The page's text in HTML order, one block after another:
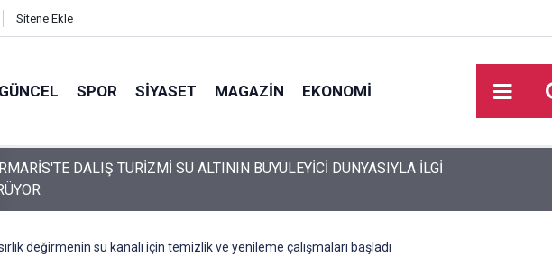
Sitene Ekle
GÜNCEL SPOR SIYASET MAGAZIN EKONOMI
engelli vatandaş plaja girebilmek için emeklemek zorunda kaldı
değirmenin su kanalı için temizlik ve yenileme çalışmaları başladı